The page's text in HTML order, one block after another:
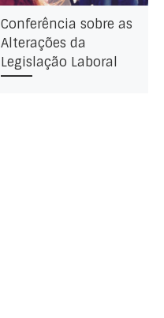
Conferência sobre as
Alterações da
Legislação Laboral